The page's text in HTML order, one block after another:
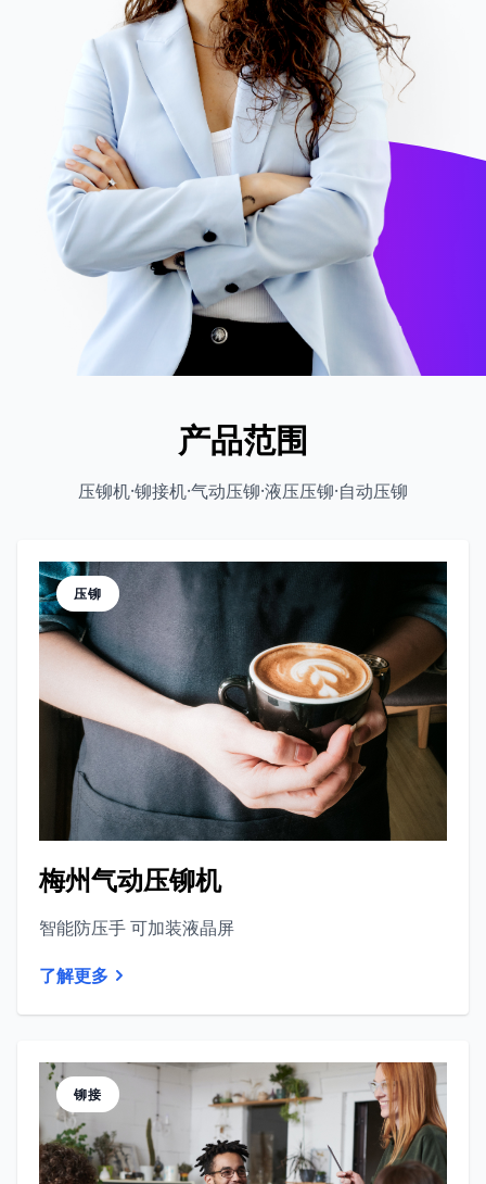
产品范围
压铆机·铆接机·气动压铆·液压压铆·自动压铆
压铆
梅州气动压铆机
智能防压手 可加装液晶屏
了解更多
铆接